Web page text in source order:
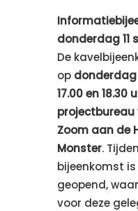
donderdag 11
De
op donderdag
17.00 en 18.30
projectbureau
Zoom aan de
Monster.
bijeenkomst
geopend,
voor deze